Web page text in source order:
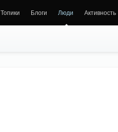
Топики Блоги Люди Активность